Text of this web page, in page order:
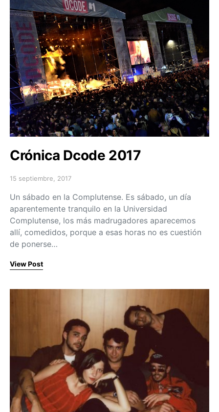
Crónica Dcode 2017
Posted on
15 septiembre, 2017
Un sábado en la Complutense. Es sábado, un día
aparentemente tranquilo en la Universidad
Complutense, los más madrugadores aparecemos
allí, comedidos, porque a esas horas no es cuestión
de ponerse…
View Post